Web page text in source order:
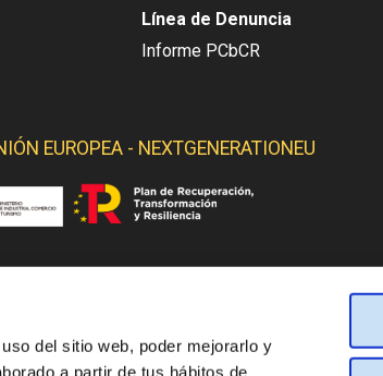
del sitio web, poder mejorarlo y
a partir de tus hábitos de
Línea de Denuncia
Informe PCbCR
EUROPEA - NEXTGENERATIONEU
LOS SIGUIENTES ORGANISMOS: